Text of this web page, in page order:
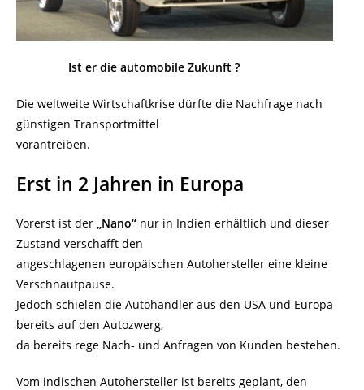
Ist er die automobile Zukunft ?
Die weltweite Wirtschaftkrise dürfte die Nachfrage nach
günstigen Transportmittel
vorantreiben.
Erst in 2 Jahren in Europa
Vorerst ist der „Nano“ nur in Indien erhältlich und dieser
Zustand verschafft den
angeschlagenen europäischen Autohersteller eine kleine
Verschnaufpause.
Jedoch schielen die Autohändler aus den USA und Europa
bereits auf den Autozwerg,
da bereits rege Nach- und Anfragen von Kunden bestehen.
Vom indischen Autohersteller ist bereits geplant, den